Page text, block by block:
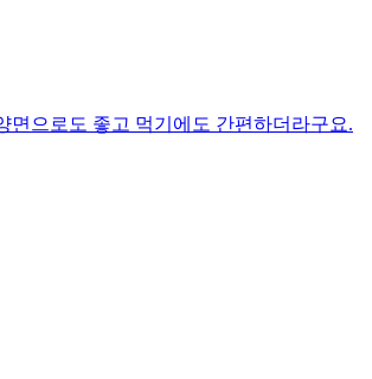
으로도 좋고 먹기에도 간편하더라구요.